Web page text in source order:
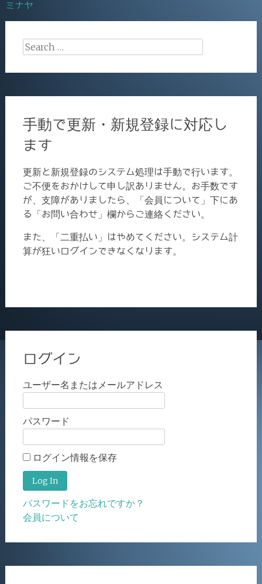
k
navigation
ミナヤ
Search
手動で更新・新規登録に対応し
ます
更新と新規登録のシステム処理は手動で行います。
ご不便をおかけして申し訳ありません。お手数です
が、支障がありましたら、「会員について」下にあ
る「お問い合わせ」欄からご連絡ください。
また、「二重払い」はやめてください。システム計
算が狂いログインできなくなります。
ログイン
ユーザー名またはメールアドレス
パスワード
ログイン情報を保存
パスワードをお忘れですか？
会員について